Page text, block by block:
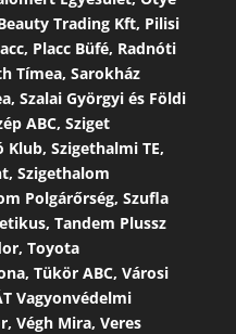
Trading Kft, Pilisi
Placc Büfé, Radnóti
Tímea, Sarokház
Szalai Györgyi és Földi
ABC, Sziget
Klub, Szigethalmi TE,
Szigethalom
Polgárőrség, Szufla
Tandem Plussz
Toyota
Tükör ABC, Városi
Vagyonvédelmi
Végh Mira, Veres